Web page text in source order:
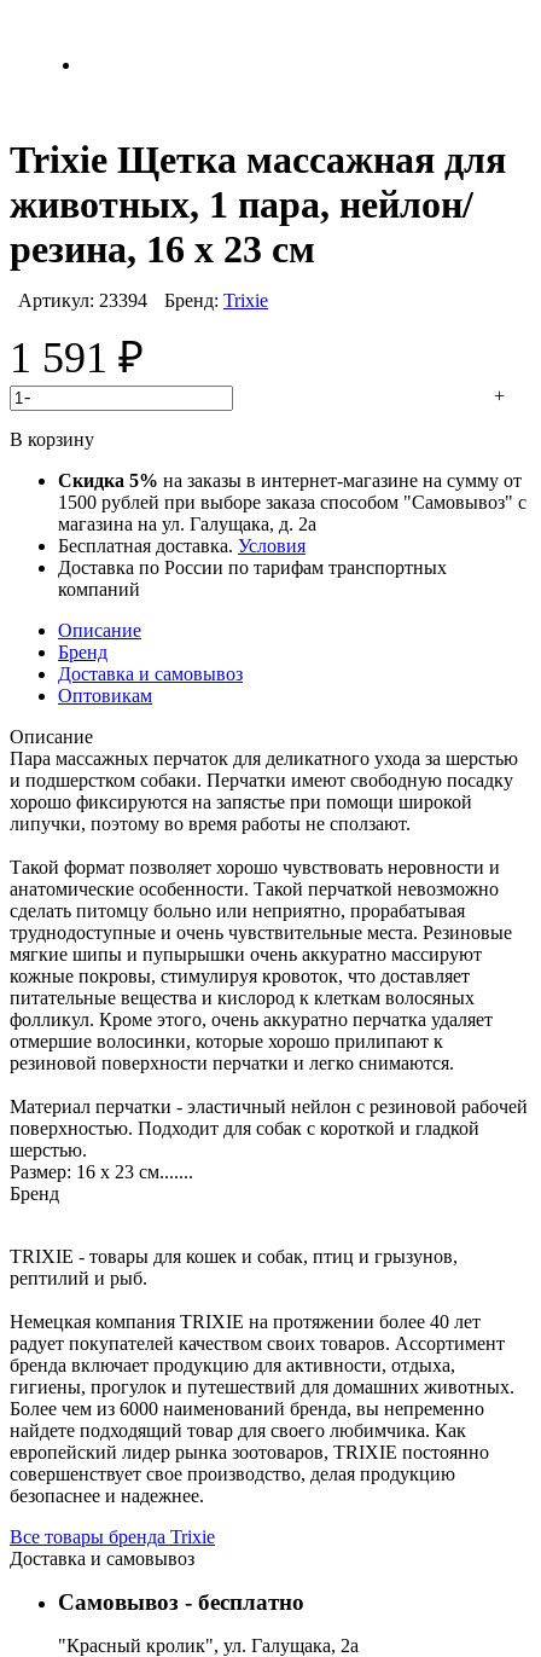
Trixie Щетка массажная для
животных, 1 пара, нейлон/
резина, 16 х 23 см
Артикул: 23394 Бренд: Trixie
1 591 ₽
- +
В корзину
Скидка 5% на заказы в интернет-магазине на сумму от
1500 рублей при выборе заказа способом "Самовывоз" с
магазина на ул. Галущака, д. 2а
Бесплатная доставка. Условия
Доставка по России по тарифам транспортных
компаний
Описание
Бренд
Доставка и самовывоз
Оптовикам
Описание
Пара массажных перчаток для деликатного ухода за шерстью
и подшерстком собаки. Перчатки имеют свободную посадку
хорошо фиксируются на запястье при помощи широкой
липучки, поэтому во время работы не сползают.
Такой формат позволяет хорошо чувствовать неровности и
анатомические особенности. Такой перчаткой невозможно
сделать питомцу больно или неприятно, прорабатывая
труднодоступные и очень чувствительные места. Резиновые
мягкие шипы и пупырышки очень аккуратно массируют
кожные покровы, стимулируя кровоток, что доставляет
питательные вещества и кислород к клеткам волосяных
фолликул. Кроме этого, очень аккуратно перчатка удаляет
отмершие волосинки, которые хорошо прилипают к
резиновой поверхности перчатки и легко снимаются.
Материал перчатки - эластичный нейлон с резиновой рабочей
поверхностью. Подходит для собак с короткой и гладкой
шерстью.
Размер: 16 х 23 см.......
Бренд
TRIXIE - товары для кошек и собак, птиц и грызунов,
рептилий и рыб.
Немецкая компания TRIXIE на протяжении более 40 лет
радует покупателей качеством своих товаров. Ассортимент
бренда включает продукцию для активности, отдыха,
гигиены, прогулок и путешествий для домашних животных.
Более чем из 6000 наименований бренда, вы непременно
найдете подходящий товар для своего любимчика. Как
европейский лидер рынка зоотоваров, TRIXIE постоянно
совершенствует свое производство, делая продукцию
безопаснее и надежнее.
Все товары бренда Trixie
Доставка и самовывоз
Самовывоз - бесплатно
"Красный кролик", ул. Галущака, 2а